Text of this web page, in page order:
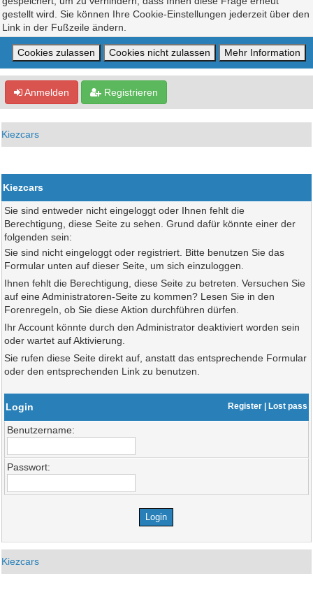
gestellt wird. Sie können Ihre Cookie-Einstellungen jederzeit über den
Link in der Fußzeile ändern.
Anmelden Registrieren
Kiezcars
Kiezcars
Sie sind entweder nicht eingeloggt oder Ihnen fehlt die
Berechtigung, diese Seite zu sehen. Grund dafür könnte einer der
folgenden sein:
Sie sind nicht eingeloggt oder registriert. Bitte benutzen Sie das
Formular unten auf dieser Seite, um sich einzuloggen.
Ihnen fehlt die Berechtigung, diese Seite zu betreten. Versuchen Sie
auf eine Administratoren-Seite zu kommen? Lesen Sie in den
Forenregeln, ob Sie diese Aktion durchführen dürfen.
Ihr Account könnte durch den Administrator deaktiviert worden sein
oder wartet auf Aktivierung.
Sie rufen diese Seite direkt auf, anstatt das entsprechende Formular
oder den entsprechenden Link zu benutzen.
Login Register| Lost pass
Benutzername:
Passwort:
Kiezcars